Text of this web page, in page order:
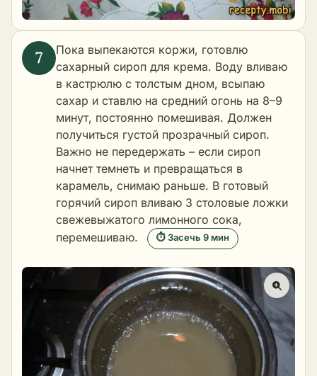
Пока выпекаются коржи, готовлю
сахарный сироп для крема. Воду вливаю
в кастрюлю с толстым дном, всыпаю
сахар и ставлю на средний огонь на 8–9
минут, постоянно помешивая. Должен
получиться густой прозрачный сироп.
Важно не передержать – если сироп
начнет темнеть и превращаться в
карамель, снимаю раньше. В готовый
горячий сироп вливаю 3 столовые ложки
свежевыжатого лимонного сока,
перемешиваю.
⏱ Засечь 9 мин